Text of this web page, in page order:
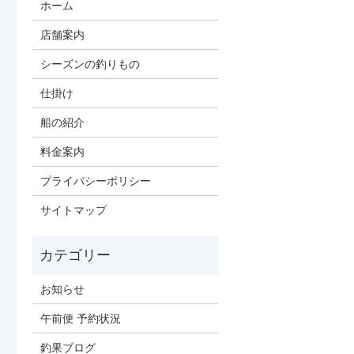
ホーム
店舗案内
シーズンの釣りもの
仕掛け
船の紹介
料金案内
プライバシーポリシー
サイトマップ
お知らせ
午前便 予約状況
釣果ブログ